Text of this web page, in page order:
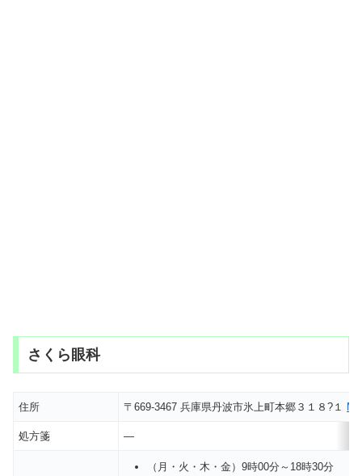
さくら眼科
住所 〒669-3467 兵庫県丹波市氷上町本郷３１８?１
処方箋 ―
（月・火・木・金）9時00分～18時30分